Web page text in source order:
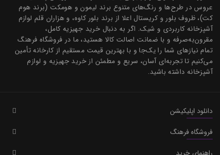
عروس در طرح‌ها و رنگ‌های متنوع برند لیمون و هومکت (برند هوم
کت)، ظروف بلور و کریستال اعلا از برند بلور کاوه، و هزاران قلم لوازم
آشپزخانه کاربردی و شیک. اگر به دنبال خرید جهیزیه کامل،
مقرون‌به‌صرفه و با ضمانت اصالت کالا هستید، ما در فروشگاه فرهنگ
تمام نیازهای شما را یک‌جا و با بهترین قیمت مستقیم از کارخانه تأمین
می‌کنیم تا تجربه‌ای آسان، سریع و مطمئن از خرید جهیزیه و لوازم
آشپزخانه داشته باشید.
دانلود اپلیکیشن
فروشگاه فرهنگ